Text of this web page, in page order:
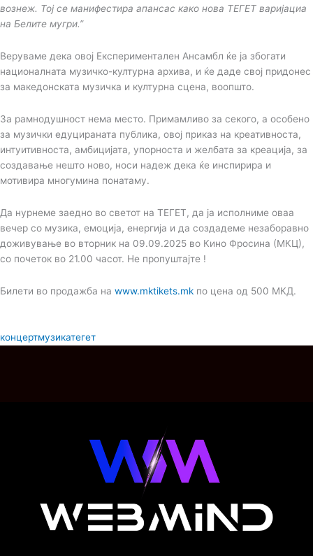
вознеж. Тој се манифестира апансас како нова ТЕГЕТ варијациа
на Белите мугри.”
Веруваме дека овој Експериментален Ансамбл ќе ја збогати
националната музичко-културна архива, и ќе даде свој придонес
за македонската музичка и културна сцена, воопшто.
За рамнодушност нема место. Примамливо зa секого, а особено
за музички едуцираната публика, овој приказ на креативноста,
интуитивноста, амбицијата, упорноста и желбата за креација, за
создавање нешто ново, носи надеж дека ќе инспирира и
мотивира многумина понатаму.
Да нурнеме заедно во светот на ТЕГЕТ, да ја исполниме оваа
вечер со музика, емоција, енергија и да создадеме незаборавно
доживување во вторник на 09.09.2025 во Кино Фросина (МКЦ),
со почеток во 21.00 часот. Не пропуштајте !
Билети во продажба на www.mktikets.mk по цена од 500 МКД.
концертмузикатегет